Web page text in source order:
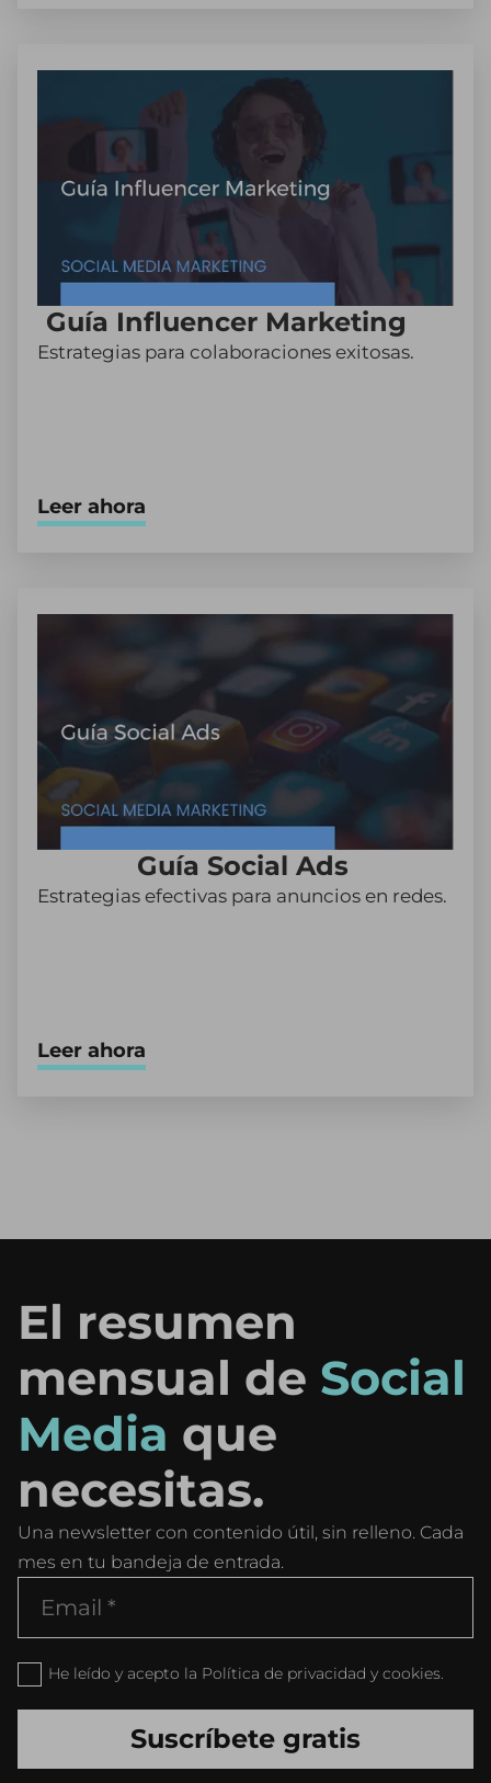
Guía Influencer Marketing
Estrategias para colaboraciones exitosas.
Leer ahora
Guía Social Ads
Estrategias efectivas para anuncios en redes.
Leer ahora
El resumen
mensual de Social
Media que
necesitas.
Una newsletter con contenido útil, sin relleno. Cada
mes en tu bandeja de entrada.
He leído y acepto la Política de privacidad y cookies.